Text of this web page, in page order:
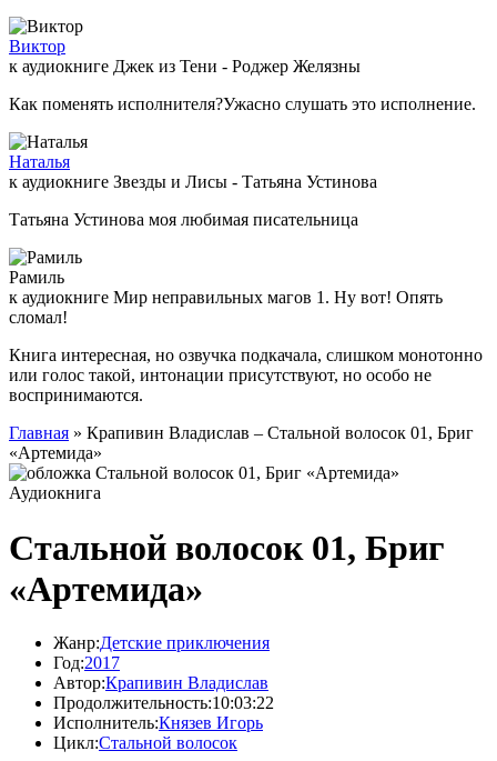
Виктор
к аудиокниге Джек из Тени - Роджер Желязны
Как поменять исполнителя?Ужасно слушать это исполнение.
Наталья
к аудиокниге Звезды и Лисы - Татьяна Устинова
Татьяна Устинова моя любимая писательница
Рамиль
к аудиокниге Мир неправильных магов 1. Ну вот! Опять
сломал!
Книга интересная, но озвучка подкачала, слишком монотонно
или голос такой, интонации присутствуют, но особо не
воспринимаются.
Главная » Крапивин Владислав – Стальной волосок 01, Бриг
«Артемида»
Аудиокнига
Стальной волосок 01, Бриг
«Артемида»
Жанр:Детские приключения
Год:2017
Автор:Крапивин Владислав
Продолжительность:10:03:22
Исполнитель:Князев Игорь
Цикл:Стальной волосок